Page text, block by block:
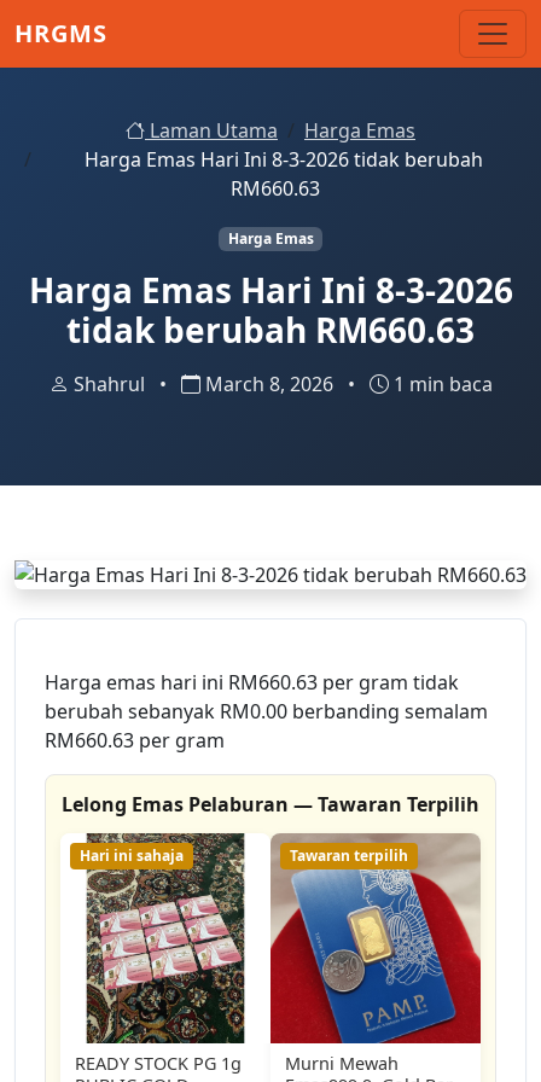
HRGMS
Laman Utama
Harga Emas
Harga Emas Hari Ini 8-3-2026 tidak berubah
RM660.63
Harga Emas
Harga Emas Hari Ini 8-3-2026
tidak berubah RM660.63
Shahrul • March 8, 2026 • 1 min baca
Harga emas hari ini RM660.63 per gram tidak
berubah sebanyak RM0.00 berbanding semalam
RM660.63 per gram
Lelong Emas Pelaburan — Tawaran Terpilih
Hari ini sahaja
READY STOCK PG 1g
Tawaran terpilih
Murni Mewah